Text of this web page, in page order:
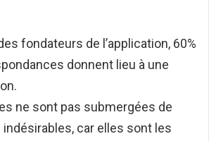
fondateurs de l’application, 60%
donnent lieu à une
ne sont pas submergées de
car elles sont les